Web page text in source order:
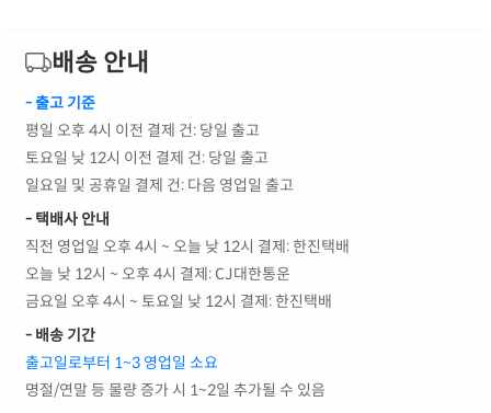
배송 안내
- 출고 기준
평일 오후 4시 이전 결제 건: 당일 출고
토요일 낮 12시 이전 결제 건: 당일 출고
일요일 및 공휴일 결제 건: 다음 영업일 출고
- 택배사 안내
직전 영업일 오후 4시 ~ 오늘 낮 12시 결제: 한진택배
오늘 낮 12시 ~ 오후 4시 결제: CJ대한통운
금요일 오후 4시 ~ 토요일 낮 12시 결제: 한진택배
- 배송 기간
출고일로부터 1~3 영업일 소요
명절/연말 등 물량 증가 시 1~2일 추가될 수 있음